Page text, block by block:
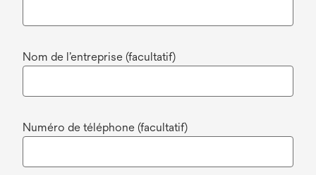
Nom de l’entreprise (facultatif)
Numéro de téléphone (facultatif)